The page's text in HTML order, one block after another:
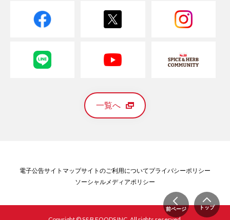
前ページ トップ
一覧へ
電子公告サイトマップサイトのご利用についてプライバシーポリシー
ソーシャルメディアポリシー